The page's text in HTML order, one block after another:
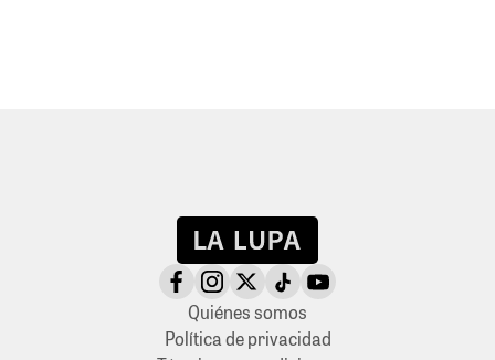
Quiénes somos
Política de privacidad